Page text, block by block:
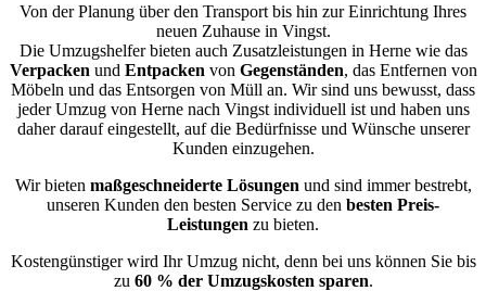
Von der Planung über den Transport bis hin zur Einrichtung Ihres
neuen Zuhause in Vingst.
Die Umzugshelfer bieten auch Zusatzleistungen in Herne wie das
Verpacken und Entpacken von Gegenständen, das Entfernen von
Möbeln und das Entsorgen von Müll an. Wir sind uns bewusst, dass
jeder Umzug von Herne nach Vingst individuell ist und haben uns
daher darauf eingestellt, auf die Bedürfnisse und Wünsche unserer
Kunden einzugehen.
Wir bieten maßgeschneiderte Lösungen und sind immer bestrebt,
unseren Kunden den besten Service zu den besten Preis-
Leistungen zu bieten.
Kostengünstiger wird Ihr Umzug nicht, denn bei uns können Sie bis
zu 60 % der Umzugskosten sparen.